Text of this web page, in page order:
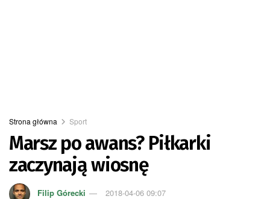
Strona główna Sport
Marsz po awans? Piłkarki
zaczynają wiosnę
Filip Górecki 2018-04-06 09:07